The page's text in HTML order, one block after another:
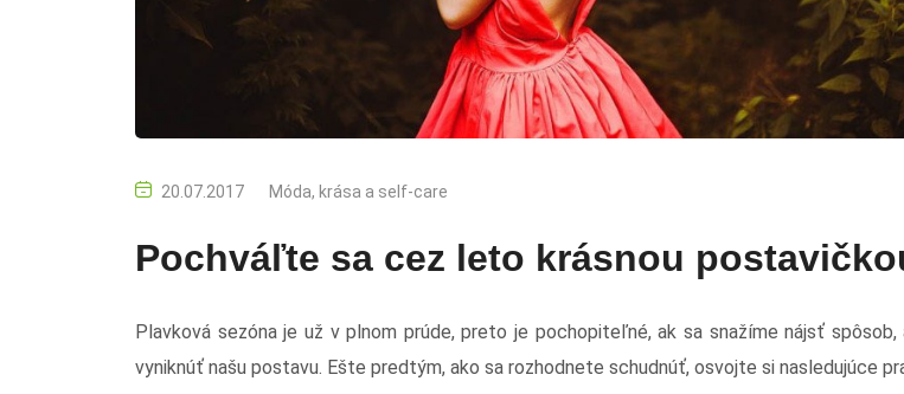
20.07.2017 Móda, krása a self-care
Pochváľte sa cez leto krásnou
Plavková sezóna je už v plnom prúde, preto je pochopiteľné, ak sa snažíme nájsť spôsob,
vyniknúť našu postavu. Ešte predtým, ako sa rozhodnete schudnúť, osvojte si nasledujúce